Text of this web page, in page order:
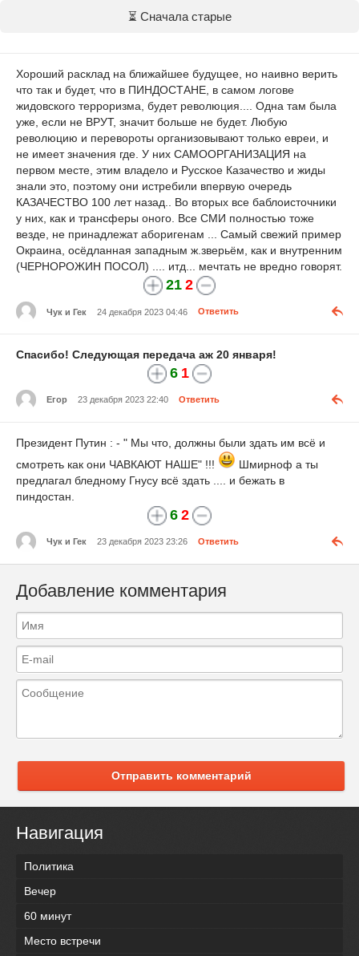
⏳ Сначала старые
Хороший расклад на ближайшее будущее, но наивно верить
что так и будет, что в ПИНДОСТАНЕ, в самом логове
жидовского терроризма, будет революция.... Одна там была
уже, если не ВРУТ, значит больше не будет. Любую
революцию и перевороты организовывают только евреи, и
не имеет значения где. У них САМООРГАНИЗАЦИЯ на
первом месте, этим владело и Русское Казачество и жиды
знали это, поэтому они истребили впервую очередь
КАЗАЧЕСТВО 100 лет назад.. Во вторых все баблоисточники
у них, как и трансферы оного. Все СМИ полностью тоже
везде, не принадлежат аборигенам ... Самый свежий пример
Окраина, осёдланная западным ж.зверьём, как и внутренним
(ЧЕРНОРОЖИН ПОСОЛ) .... итд... мечтать не вредно говорят.
21 2
Чук и Гек 24 декабря 2023 04:46 Ответить
Спасибо! Следующая передача аж 20 января!
6 1
Егор 23 декабря 2023 22:40 Ответить
Президент Путин : - " Мы что, должны были здать им всё и
смотреть как они ЧАВКАЮТ НАШЕ" !!!
Шмирноф а ты
предлагал бледному Гнусу всё здать .... и бежать в
пиндостан.
6 2
Чук и Гек 23 декабря 2023 23:26 Ответить
Добавление комментария
Отправить комментарий
Навигация
Политика
Вечер
60 минут
Место встречи